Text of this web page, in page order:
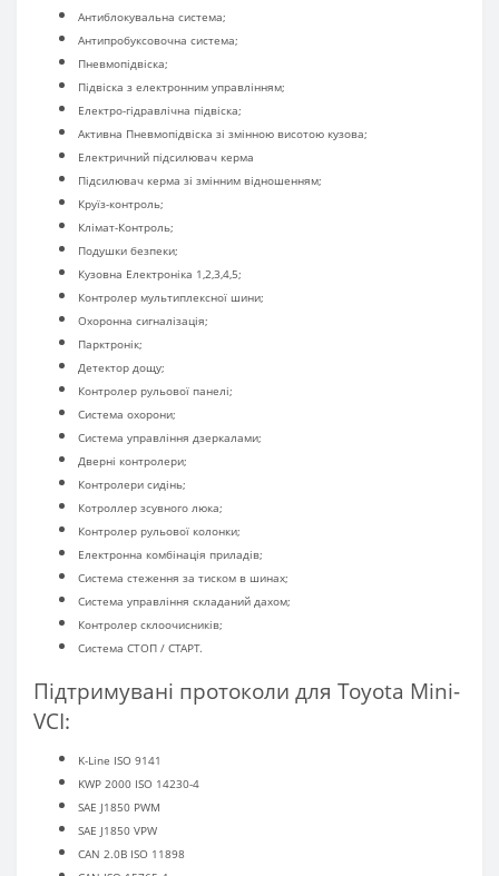
Антиблокувальна система;
Антипробуксовочна система;
Пневмопідвіска;
Підвіска з електронним управлінням;
Електро-гідравлічна підвіска;
Активна Пневмопідвіска зі змінною висотою кузова;
Електричний підсилювач керма
Підсилювач керма зі змінним відношенням;
Круїз-контроль;
Клімат-Контроль;
Подушки безпеки;
Кузовна Електроніка 1,2,3,4,5;
Контролер мультиплексної шини;
Охоронна сигналізація;
Парктронік;
Детектор дощу;
Контролер рульової панелі;
Система охорони;
Система управління дзеркалами;
Дверні контролери;
Контролери сидінь;
Котроллер зсувного люка;
Контролер рульової колонки;
Електронна комбінація приладів;
Система стеження за тиском в шинах;
Система управління складаний дахом;
Контролер склоочисників;
Система СТОП / СТАРТ.
Підтримувані протоколи для Toyota Mini-
VCI:
K-Line ISO 9141
KWP 2000 ISO 14230-4
SAE J1850 PWM
SAE J1850 VPW
CAN 2.0B ISO 11898